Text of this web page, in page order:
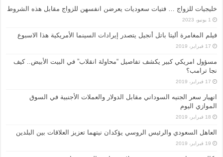
خليجيات للزواج … فتيات سعوديات يعرضن انفسهن للزواج مقابل هذه الشروط
1 يونيو، 2023
فيلم المغامرة أليتا‭ ‬باتل أنجيل يتصدر إيرادات السينما الأمريكية هذا الاسبوع
17 فبراير، 2019
مسؤول امريكي كبير يكشف تفاصيل “محاولة انقلاب” في البيت الأبيض.. كيف
نجا ترامب؟
17 فبراير، 2019
انهيار سعر الجنيه السوداني مقابل الدولار والعملات الأجنبية في السوق
الموازي اليوم
18 فبراير، 2019
العاهل السعودي والرئيس الروسي يؤكدان نيتهما تعزيز العلاقات بين البلدين
19 فبراير، 2019